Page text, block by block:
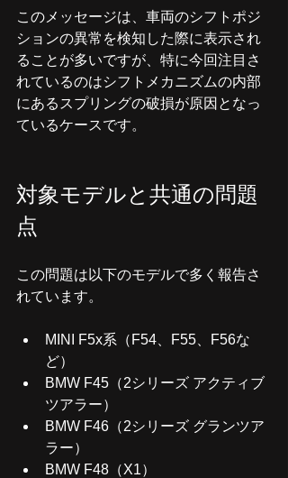
このメッセージは、車両のシフトポジ
ションの異常を検知した際に表示され
ることが多いですが、特に今回注目さ
れているのはシフトメカニズムの内部
にあるスプリングの破損が原因となっ
ているケースです。
対象モデルと共通の問題
点
この問題は以下のモデルで多く報告さ
れています。
MINI F5x系（F54、F55、F56な
ど）
BMW F45（2シリーズ アクティブ
ツアラー）
BMW F46（2シリーズ グランツア
ラー）
BMW F48（X1）